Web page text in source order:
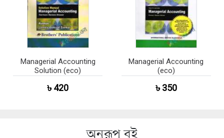
Managerial Accounting
Solution (eco)
৳ 420
Managerial Accounting
(eco)
৳ 350
অনুরূপ বই